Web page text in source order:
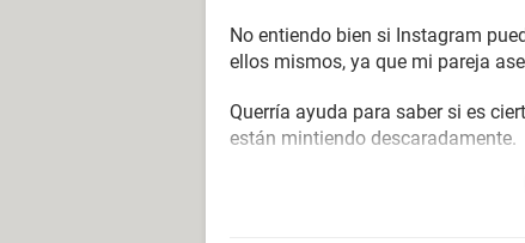
No entiendo bien si Instagram
ellos mismos, ya que mi pareja
Querría ayuda para saber si es
están mintiendo descaradamente.